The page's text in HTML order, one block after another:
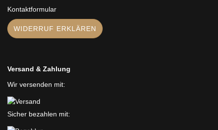
Kontaktformular
WIDERRUF ERKLÄREN
Versand & Zahlung
Wir versenden mit:
Sicher bezahlen mit: